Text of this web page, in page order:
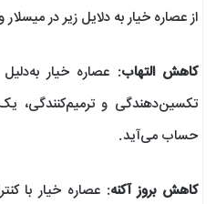
از عصاره خیار به دلایل زیر در
کاهش التهاب: عصاره خیار
تکسین‌دهندگی و ترمیم‌کنندگی،
حساب می‌آید.
کاهش بروز آکنه: عصاره خیار با